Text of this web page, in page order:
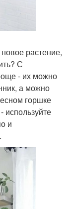
растение,
С
- их можно
а можно
горшке
используйте
и